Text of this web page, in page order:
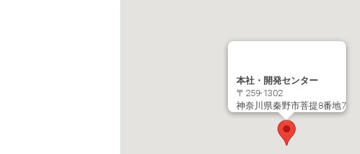
本社・開発センター
〒259-1302
神奈川県秦野市菩提8番地7